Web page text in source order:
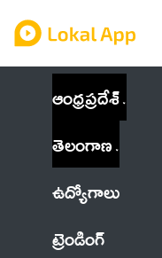
ఆంధ్రప్రదేశ్
తెలంగాణ
ఉద్యోగాలు
ట్రెండింగ్